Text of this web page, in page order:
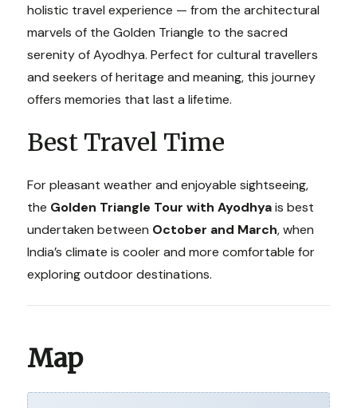
holistic travel experience — from the architectural
marvels of the Golden Triangle to the sacred
serenity of Ayodhya. Perfect for cultural travellers
and seekers of heritage and meaning, this journey
offers memories that last a lifetime.
Best Travel Time
For pleasant weather and enjoyable sightseeing,
the Golden Triangle Tour with Ayodhyais best
undertaken between October and March, when
India’s climate is cooler and more comfortable for
exploring outdoor destinations.
Map